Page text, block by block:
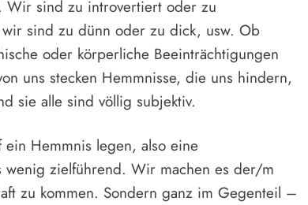
Wir sind zu introvertiert oder zu
sind zu dünn oder zu dick, usw. Ob
oder körperliche Beeinträchtigungen
uns stecken Hemmnisse, die uns hindern,
sie alle sind völlig subjektiv.
Hemmnis legen, also eine
zielführend. Wir machen es der/m
zu kommen. Sondern ganz im Gegenteil –